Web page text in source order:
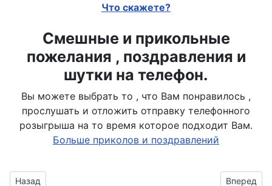
Что скажете?
Смешные и прикольные
пожелания , поздравления и
шутки на телефон.
Вы можете выбрать то , что Вам понравилось ,
прослушать и отложить отправку телефонного
розыгрыша на то время которое подходит Вам.
Больше приколов и поздравлений
Предыдущий материал: черепа разных размеров
Назад Вперед